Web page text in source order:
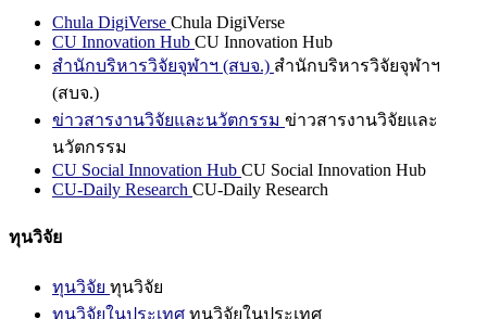
Chula DigiVerse Chula DigiVerse
CU Innovation Hub CU Innovation Hub
สำนักบริหารวิจัยจุฬาฯ (สบจ.) สำนักบริหารวิจัยจุฬาฯ
(สบจ.)
ข่าวสารงานวิจัยและนวัตกรรม ข่าวสารงานวิจัยและ
นวัตกรรม
CU Social Innovation Hub CU Social Innovation Hub
CU-Daily Research CU-Daily Research
ทุนวิจัย
ทุนวิจัย ทุนวิจัย
ทุนวิจัยในประเทศ ทุนวิจัยในประเทศ